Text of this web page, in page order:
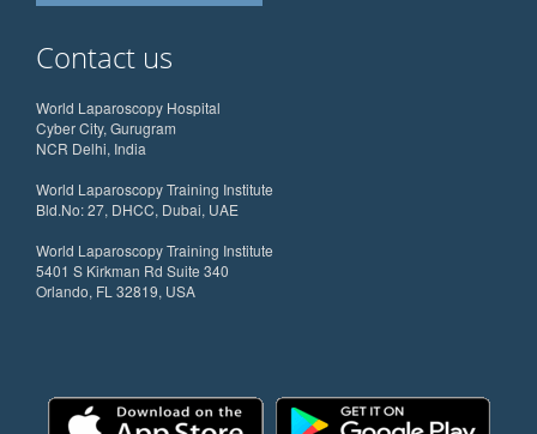
Contact us
World Laparoscopy Hospital
Cyber City, Gurugram
NCR Delhi, India
World Laparoscopy Training Institute
Bld.No: 27, DHCC, Dubai, UAE
World Laparoscopy Training Institute
5401 S Kirkman Rd Suite 340
Orlando, FL 32819, USA